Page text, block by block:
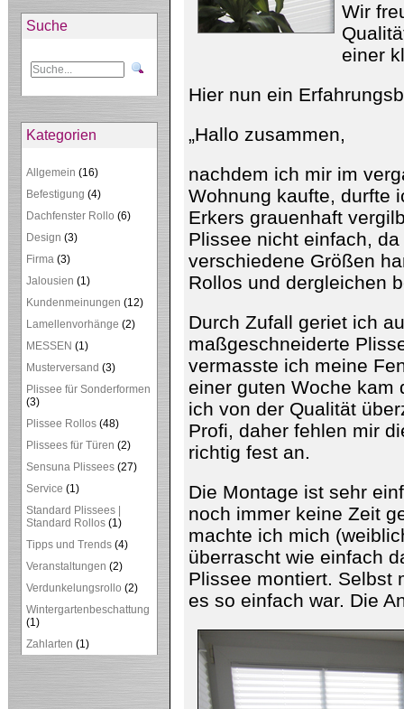
Suche
Kategorien
Allgemein (16)
Befestigung (4)
Dachfenster Rollo (6)
Design (3)
Firma(3)
Jalousien (1)
Kundenmeinungen (12)
Lamellenvorhänge (2)
MESSEN (1)
Musterversand (3)
Plissee für Sonderformen
(3)
Plissee Rollos(48)
Plissees für Türen (2)
Sensuna Plissees(27)
Service (1)
Standard Plissees |
Standard Rollos(1)
Tipps und Trends(4)
Veranstaltungen (2)
Verdunkelungsrollo (2)
Wintergartenbeschattung
(1)
Zahlarten (1)
Wir
einer
Hier nun ein
„Hallo zusammen,
nachdem ich mir im
Wohnung kaufte, durfte
Erkers grauenhaft
Plissee nicht einfach,
verschiedene Größen
Rollos und dergleichen
Durch Zufall geriet ich
maßgeschneiderte
vermasste ich meine
einer guten Woche kam
ich von der Qualität
Profi, daher fehlen mir
richtig fest an.
Die Montage ist sehr
noch immer keine Zeit
machte ich mich
überrascht wie einfach
Plissee montiert. Selbst
es so einfach war. Die